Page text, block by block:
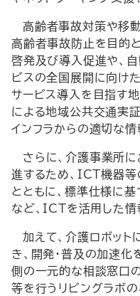
高齢者事故対策や移
高齢者事故防止を目的
啓発及び導入促進や、
ビスの全国展開に向け
サービス導入を目指す
による地域公共交通実
インフラからの適切な
さらに、介護事業所に
進するため、 ICT機器等
とともに、標準仕様に
など、 ICTを活用した情
加えて、介護ロボッ
き、開発・普及の加速化
側の一元的な相談窓口
等を行うリビングラボ